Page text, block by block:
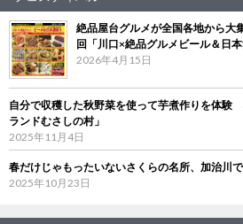
絶品屋台グルメが全国各地から
回「川口×絶品グルメビール＆日
2026年4月15日
自分で収穫した秋野菜を使って芋煮作りを体験
ランドむさしの村」
2025年11月4日
春だけじゃもったいないさくらの名所、加治川
2025年10月23日